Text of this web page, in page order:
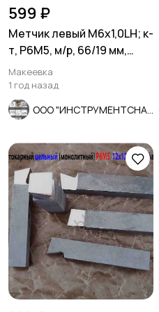
599 ₽
Метчик левый М6х1,0LH; к-
т, Р6М5, м/р, 66/19 мм,
основной шаг.
Макеевка
1 год назад